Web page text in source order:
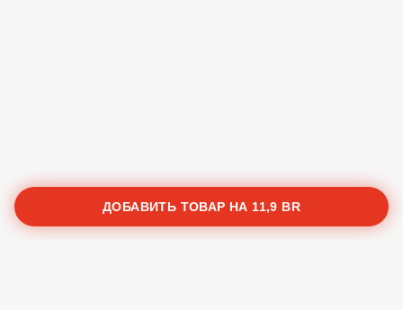
ДОБАВИТЬ ТОВАР НА 11,9 BR